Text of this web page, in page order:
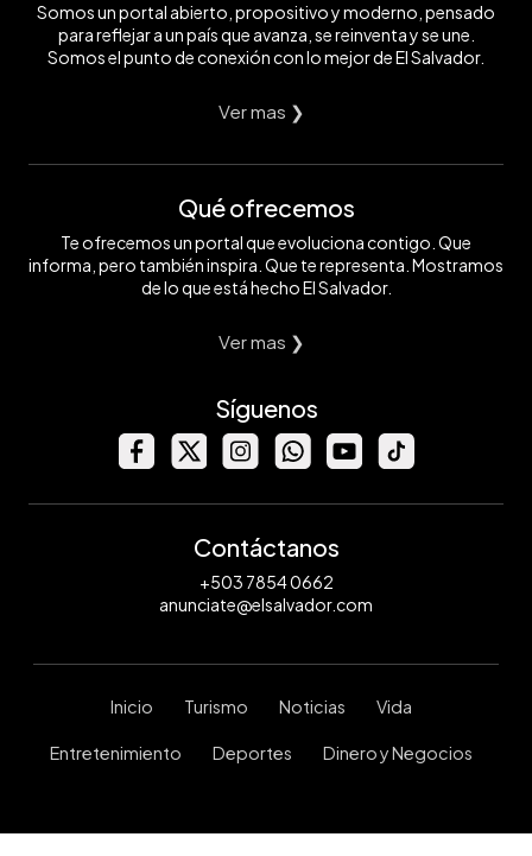
Somos un portal abierto, propositivo y moderno, pensado
para reflejar a un país que avanza, se reinventa y se une.
Somos el punto de conexión con lo mejor de El Salvador.
Ver mas ❯
Qué ofrecemos
Te ofrecemos un portal que evoluciona contigo. Que
informa, pero también inspira. Que te representa. Mostramos
de lo que está hecho El Salvador.
Ver mas ❯
Síguenos
Contáctanos
+503 7854 0662
anunciate@elsalvador.com
Inicio Turismo Noticias Vida
Entretenimiento Deportes Dinero y Negocios